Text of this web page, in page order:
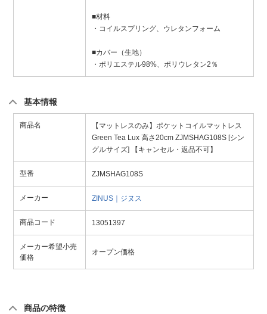
■材料
・コイルスプリング、ウレタンフォーム
■カバー（生地）
・ポリエステル98%、ポリウレタン2％
基本情報
商品名
【マットレスのみ】ポケットコイルマットレス
Green Tea Lux 高さ20cm ZJMSHAG108S [シン
グルサイズ] 【キャンセル・返品不可】
型番 ZJMSHAG108S
メーカー ZINUS｜ジヌス
商品コード 13051397
メーカー希望小売
価格
オープン価格
商品の特徴